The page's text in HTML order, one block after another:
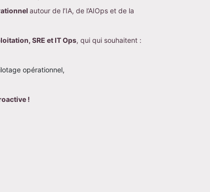
autour de l’IA, de l’AIOps et de la
SRE et IT Ops, qui qui souhaitent :
opérationnel,
!